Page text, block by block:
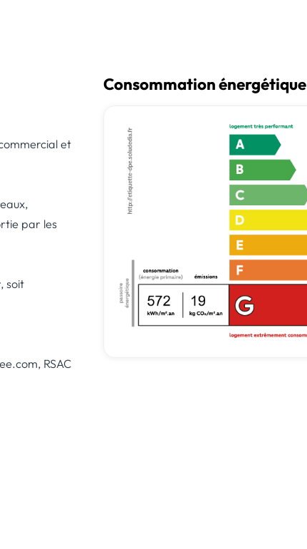
et
par les
soit
RSAC
Consommation énergétique